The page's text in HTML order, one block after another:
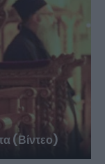
(Βίντεο)